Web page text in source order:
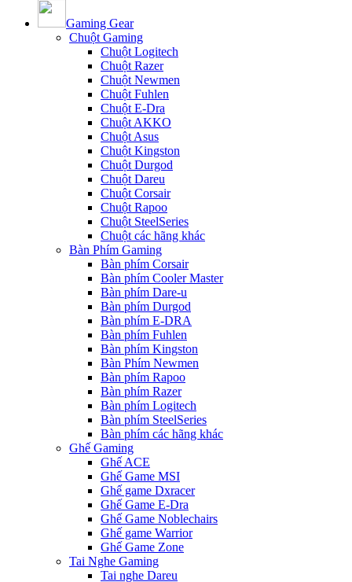
Gaming Gear
Chuột Gaming
Chuột Logitech
Chuột Razer
Chuột Newmen
Chuột Fuhlen
Chuột E-Dra
Chuột AKKO
Chuột Asus
Chuột Kingston
Chuột Durgod
Chuột Dareu
Chuột Corsair
Chuột Rapoo
Chuột SteelSeries
Chuột các hãng khác
Bàn Phím Gaming
Bàn phím Corsair
Bàn phím Cooler Master
Bàn phím Dare-u
Bàn phím Durgod
Bàn phím E-DRA
Bàn phím Fuhlen
Bàn phím Kingston
Bàn Phím Newmen
Bàn phím Rapoo
Bàn phím Razer
Bàn phím Logitech
Bàn phím SteelSeries
Bàn phím các hãng khác
Ghế Gaming
Ghế ACE
Ghế Game MSI
Ghế game Dxracer
Ghế Game E-Dra
Ghế Game Noblechairs
Ghế game Warrior
Ghế Game Zone
Tai Nghe Gaming
Tai nghe Dareu